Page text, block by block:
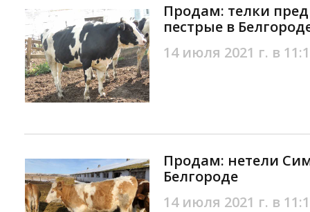
Продам: телки
пестрые в
14 июля 2021 г. в
Продам: нетели
Белгороде
14 июля 2021 г. в